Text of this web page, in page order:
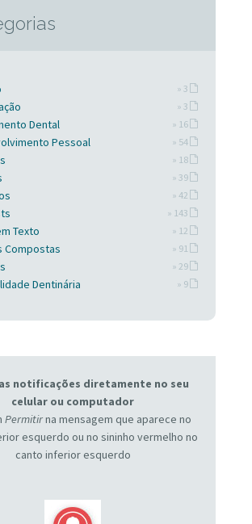
» 3
» 3
Dental » 16
Pessoal » 54
» 18
» 39
» 42
» 143
Texto » 12
Compostas » 91
» 29
Dentinária » 9
notificações diretamente no seu
celular ou computador
Permitirna mensagem que aparece no
esquerdo ou no sininho vermelho no
canto inferior esquerdo